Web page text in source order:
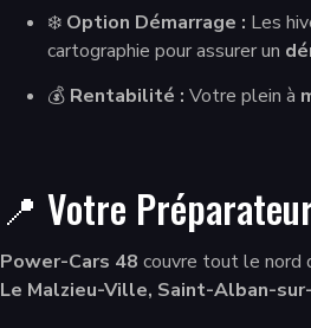
❄️ Option Démarrage : Les
cartographie pour assurer un
💰 Rentabilité : Votre plein à
📍 Votre
Power-Cars 48 couvre tout le nord
Le Malzieu-Ville, Saint-Alban-